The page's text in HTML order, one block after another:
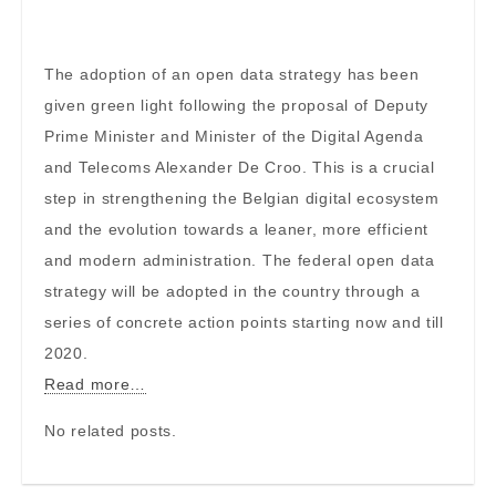
The adoption of an open data strategy has been
given green light following the proposal of Deputy
Prime Minister and Minister of the Digital Agenda
and Telecoms Alexander De Croo. This is a crucial
step in strengthening the Belgian digital ecosystem
and the evolution towards a leaner, more efficient
and modern administration. The federal open data
strategy will be adopted in the country through a
series of concrete action points starting now and till
2020.
Read more…
No related posts.